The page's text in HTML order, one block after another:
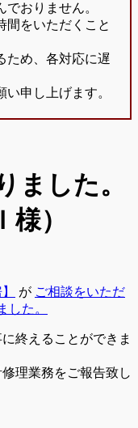
おりません。
間をいただくこと
ため、各対応に遅
申し上げます。
ました。
）
が ご相談をいただ
した。
終えることができま
理業務をご報告致し